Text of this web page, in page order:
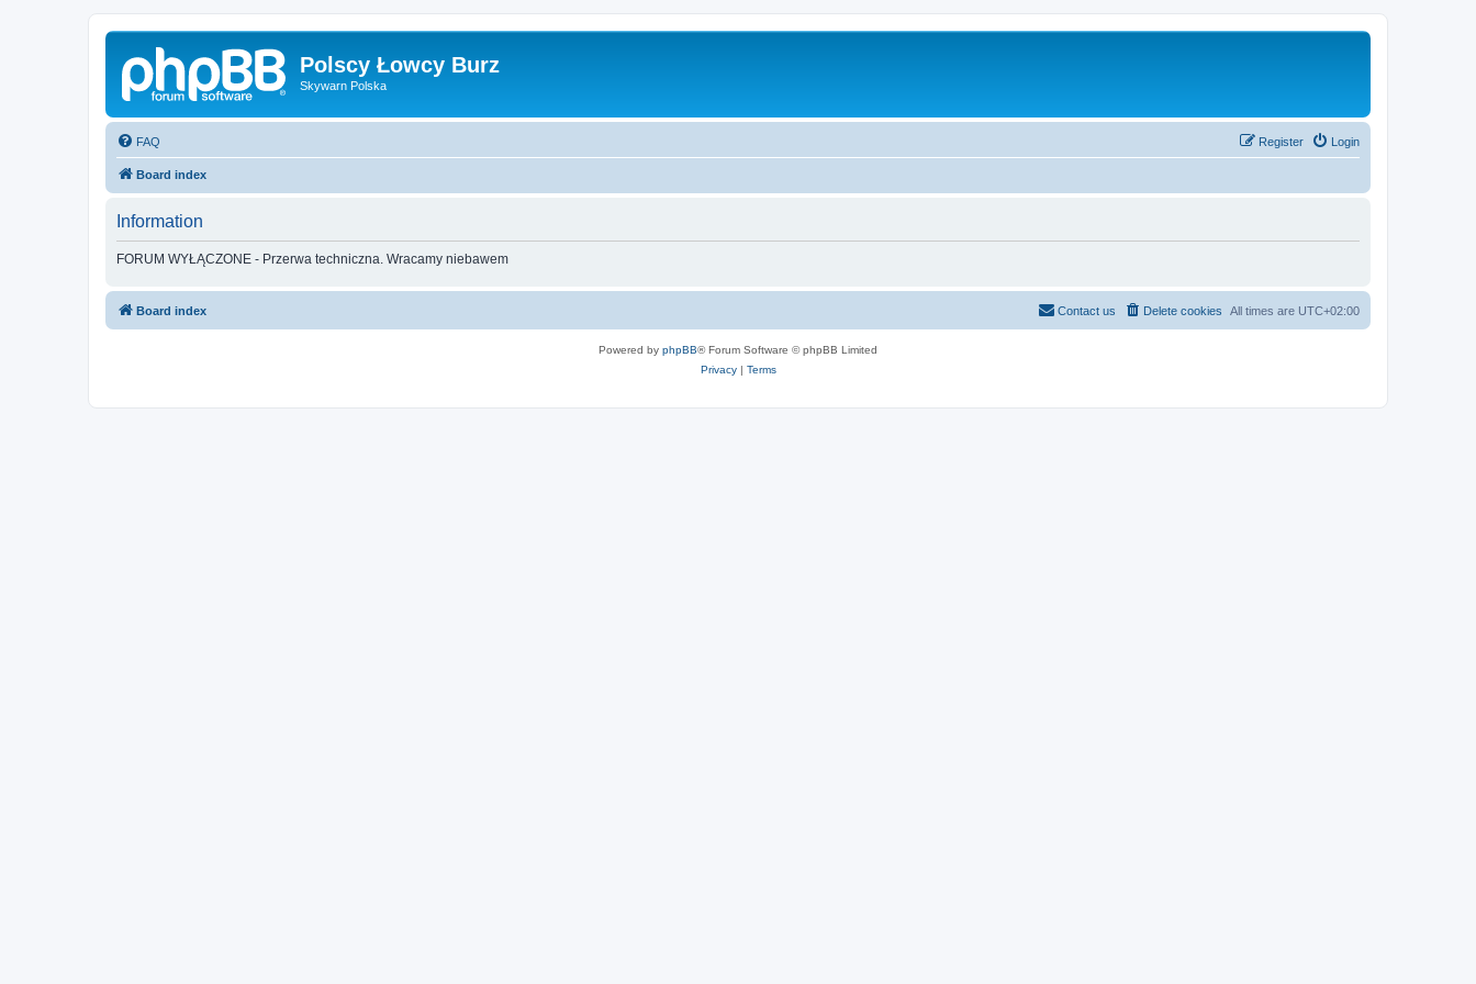
Polscy Łowcy Burz
Skywarn Polska
FAQ Login
Register
Board index
Information
FORUM WYŁĄCZONE - Przerwa techniczna. Wracamy niebawem
Board index All times are UTC+02:00
Delete cookies
Contact us
Powered by phpBB® Forum Software © phpBB Limited
Privacy| Terms